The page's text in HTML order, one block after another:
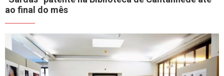
ao final do mês